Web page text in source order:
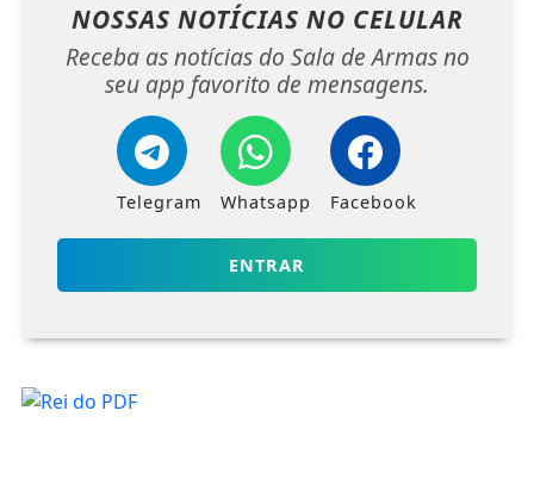
NOSSAS NOTÍCIAS NO CELULAR
Receba as notícias do Sala de Armas no
seu app favorito de mensagens.
Telegram Whatsapp Facebook
ENTRAR